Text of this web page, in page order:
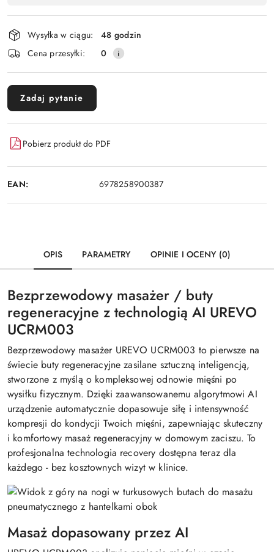
płatność
i
dostawa
Wysyłka w ciągu:
48 godzin
Cena przesyłki:
0
Zadaj pytanie
Pobierz produkt do PDF
EAN: 6978258900387
OPIS PARAMETRY OPINIE I OCENY (0)
Bezprzewodowy masażer / buty
regeneracyjne z technologią AI UREVO
UCRM003
Bezprzewodowy masażer UREVO UCRM003 to pierwsze na
świecie buty regeneracyjne zasilane sztuczną inteligencją,
stworzone z myślą o kompleksowej odnowie mięśni po
wysiłku fizycznym. Dzięki zaawansowanemu algorytmowi AI
urządzenie automatycznie dopasowuje siłę i intensywność
kompresji do kondycji Twoich mięśni, zapewniając skuteczny
i komfortowy masaż regeneracyjny w domowym zaciszu. To
profesjonalna technologia recovery dostępna teraz dla
każdego - bez kosztownych wizyt w klinice.
Masaż dopasowany przez AI